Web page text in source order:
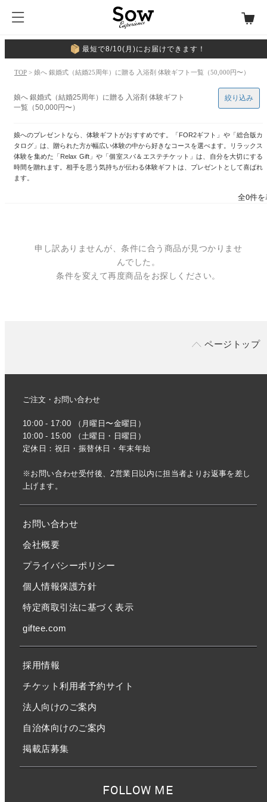
最短で8/10(月)にお届けできます！
TOP > 娘へ 銀婚式（結婚25周年）に贈る 入浴剤 体験ギフト一覧（50,000円〜）
娘へ 銀婚式（結婚25周年）に贈る 入浴剤 体験ギフト
一覧（50,000円〜）
娘へのプレゼントなら、体験ギフトがおすすめです。「FOR2ギフト」や「総合版カ
タログ」は、贈られた方が幅広い体験の中から好きなコースを選べます。リラックス
体験を集めた「Relax Gift」や「個室スパ＆エステチケット」は、自分を大切にする
時間を贈れます。相手を思う気持ちが伝わる体験ギフトは、プレゼントとして喜ばれ
ます。
絞り込み
全0件
申し訳ありませんが、条件に合う商品が見つかりませ
んでした。
条件を変えて再度商品をお探しください。
ページトップ
ご注文・お問い合わせ
10:00 - 17:00 （月曜日〜金曜日）
10:00 - 15:00 （土曜日・日曜日）
定休日：祝日・振替休日・年末年始
※お問い合わせ受付後、2営業日以内に担当者よりお返事を差し
上げます。
お問い合わせ
会社概要
プライバシーポリシー
個人情報保護方針
特定商取引法に基づく表示
giftee.com
採用情報
チケット利用者予約サイト
法人向けのご案内
自治体向けのご案内
掲載店募集
FOLLOW ME